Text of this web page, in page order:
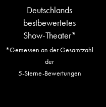
Deutschlands
bestbewertetes
Show-Theater*
*Gemessen an der Gesamtzahl
der
5-Sterne-Bewertungen